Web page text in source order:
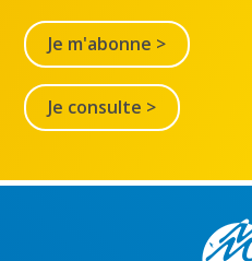
Je m'abonne >
Je consulte >